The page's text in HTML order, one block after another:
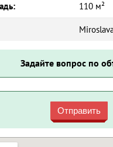
110 м²
Задайте вопрос по
Отправить